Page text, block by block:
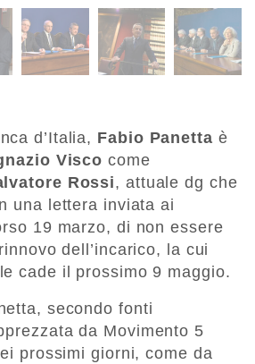
d’Italia, Fabio Panetta è
Visco come
Rossi, attuale dg che
una lettera inviata ai
19 marzo, di non essere
dell’incarico, la cui
cade il prossimo 9 maggio.
secondo fonti
da Movimento 5
prossimi giorni, come da